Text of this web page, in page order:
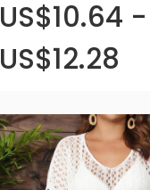
US$10.64 -
US$12.28